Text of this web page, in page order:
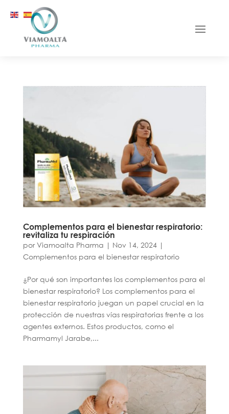
Complementos para el bienestar respiratorio:
revitaliza tu respiración
porViamoalta Pharma | Nov 14, 2024|
Complementos para el bienestar respiratorio
¿Por qué son importantes los complementos para el
bienestar respiratorio? Los complementos para el
bienestar respiratorio juegan un papel crucial en la
protección de nuestras vías respiratorias frente a los
agentes externos. Estos productos, como el
Pharmamyl Jarabe,...